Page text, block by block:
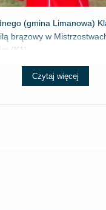
(gmina Limanowa)
brązowy w
(K1) ...
Czytaj więcej